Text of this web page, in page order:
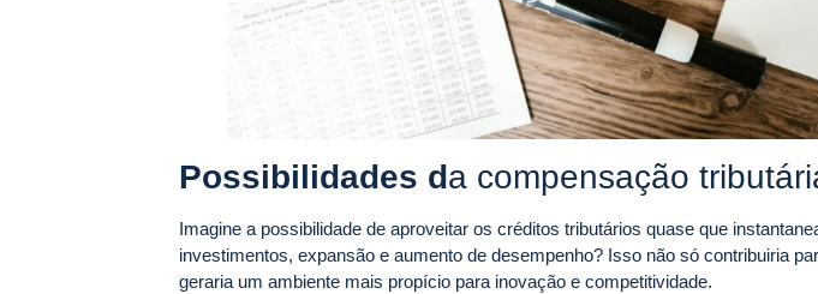
Possibilidades da compensação
Imagine a possibilidade de aproveitar os créditos tributários quase que
investimentos, expansão e aumento de desempenho? Isso não só contribuiria
geraria um ambiente mais propício para inovação e competitividade.